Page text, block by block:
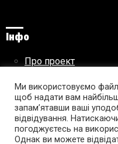
Інфо
Про проект
Правила
Підпишись на AutoGeek!
Ми використовуємо
щоб надати вам
запам’ятавши ваші
відвідування.
погоджуєтесь на
Однак ви можете